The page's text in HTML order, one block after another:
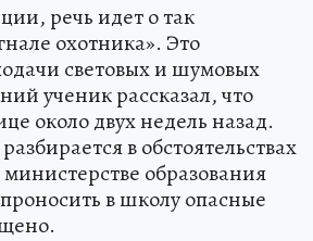
речь идет о так
охотника». Это
световых и шумовых
ученик рассказал, что
около двух недель назад.
в обстоятельствах
образования
в школу опасные